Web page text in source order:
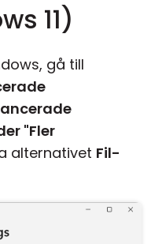
11)
gå till
"Fler
alternativet Fil-